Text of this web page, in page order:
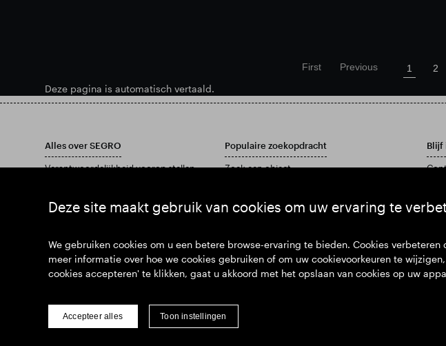
Deze site maakt gebruik van cookies om uw ervaring te
We gebruiken cookies om u een betere browse-ervaring te bieden. Cookies
meer informatie over hoe we cookies gebruiken of om uw cookievoorkeuren te
cookies accepteren' te klikken, gaat u akkoord met het opslaan van cookies op uw
Accepteer alles Toon instellingen
First Previous 1 2
Deze pagina is automatisch vertaald.
Alles over SEGRO
Verantwoordelijkheid voorop stellen
Inzichten
Populaire zoekopdracht
Zoek een object
Download ons jaarverslag en jaarrekening
Blijf
© SEGRO 2022